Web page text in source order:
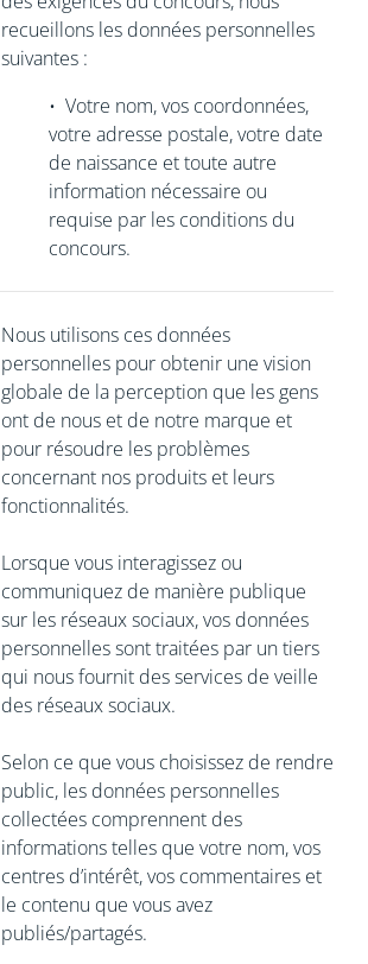
recueillons les données personnelles
suivantes :
• Votre nom, vos coordonnées,
votre adresse postale, votre date
de naissance et toute autre
information nécessaire ou
requise par les conditions du
concours.
Nous utilisons ces données
personnelles pour obtenir une vision
globale de la perception que les gens
ont de nous et de notre marque et
pour résoudre les problèmes
concernant nos produits et leurs
fonctionnalités.
Lorsque vous interagissez ou
communiquez de manière publique
sur les réseaux sociaux, vos données
personnelles sont traitées par un tiers
qui nous fournit des services de veille
des réseaux sociaux.
Selon ce que vous choisissez de rendre
public, les données personnelles
collectées comprennent des
informations telles que votre nom, vos
centres d’intérêt, vos commentaires et
le contenu que vous avez
publiés/partagés.